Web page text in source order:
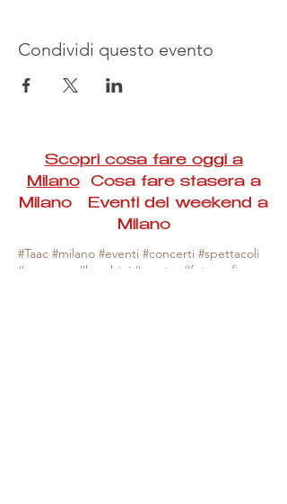
Condividi questo evento
Scopri cosa fare oggi a
MilanoCosa fare stasera a
Milano Eventi del weekend a
Milano
#Taac #milano #eventi #concerti #spettacoli
#rassegne #bambini #mostre #fotografia